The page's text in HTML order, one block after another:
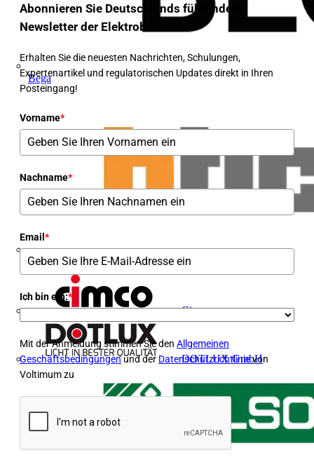
Bega
Bticino
Cimco
DOTLUX GmbH
Abonnieren Sie Deutschlands führenden
Newsletter der Elektrobranche!
Erhalten Sie die neuesten Nachrichten, Schulungen,
Expertenartikel und regulatorischen Updates direkt in Ihren
Posteingang!
Vorname*
Nachname*
Email *
Ich bin ein:*
Mit der Anmeldung stimmen Sie den Allgemeinen
Geschäftsbedingungenund der Datenschutzrichtlinievon
Voltimum zu